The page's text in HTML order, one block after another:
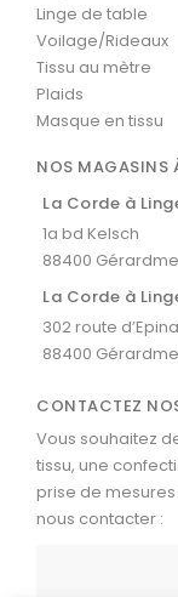
Linge de table
Voilage/Rideaux
Tissu au mètre
Plaids
Masque en tissu
NOS MAGASINS
La Corde à
1a bd Kelsch
88400
La Corde à
302 route
88400
CONTACTEZ
Vous souhaitez
tissu, une
prise de mesures
nous contacter :